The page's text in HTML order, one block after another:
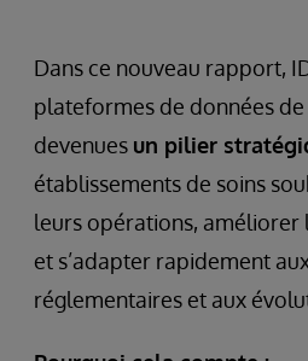
Dans ce nouveau rapport,
plateformes de données
devenues un pilier
établissements de soins
leurs opérations, améliorer
et s’adapter rapidement
réglementaires et aux